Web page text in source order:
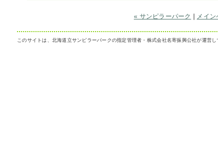
« サンピラーパーク メイン
このサイトは、北海道立サンピラーパークの指定管理者・株式会社名寄振興公社が運営